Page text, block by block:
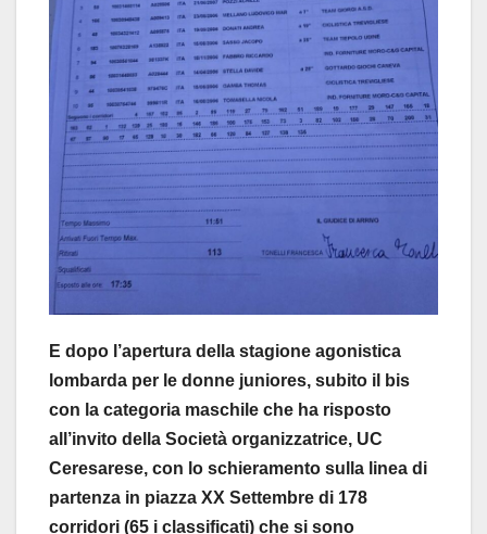
E dopo l’apertura della stagione agonistica
lombarda per le donne juniores, subito il bis
con la categoria maschile che ha risposto
all’invito della Società organizzatrice, UC
Ceresarese, con lo schieramento sulla linea di
partenza in piazza XX Settembre di 178
corridori (65 i classificati) che si sono